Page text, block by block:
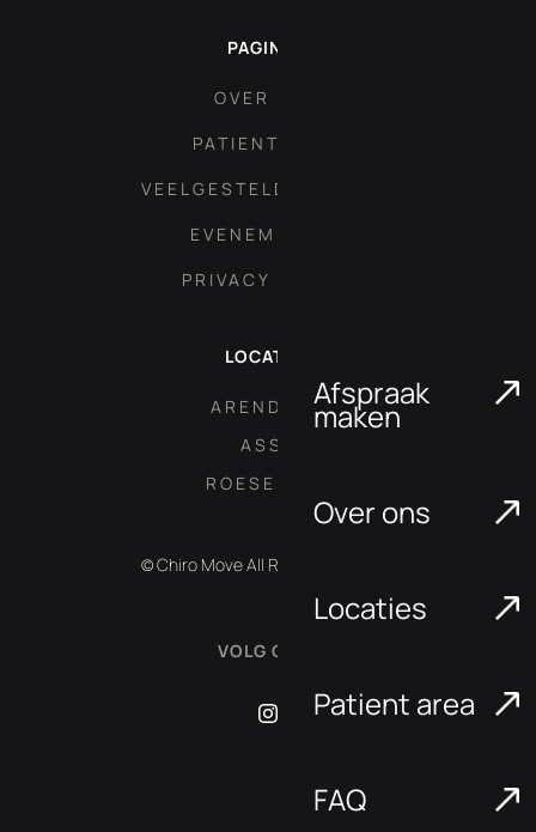
Afspraak
maken
Over ons
Locaties
Patient area
FAQ
PAGINA'S
OVER ONS
PATIENT AREA
VEELGESTELDE VRAGEN
EVENEMENTEN
PRIVACY POLICY
LOCATIES
ARENDONK
ASSE
ROESELARE
© Chiro Move All Rights Reserved.
VOLG ONS: